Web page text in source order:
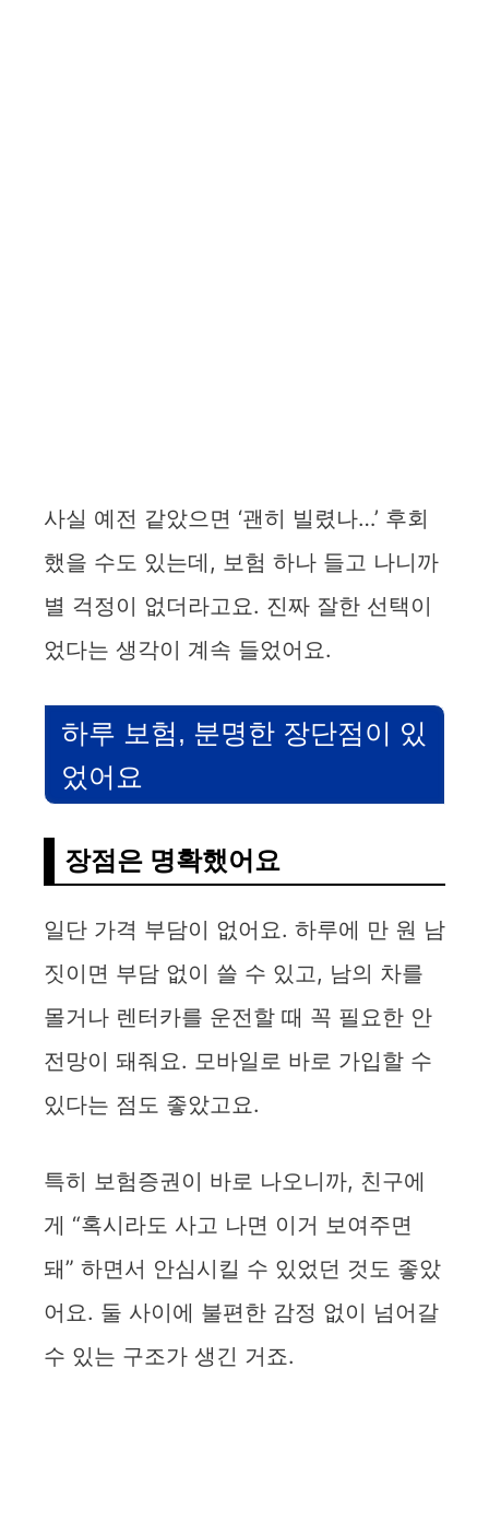
사실 예전 같았으면 ‘괜히 빌렸나…’ 후회
했을 수도 있는데, 보험 하나 들고 나니까
별 걱정이 없더라고요. 진짜 잘한 선택이
었다는 생각이 계속 들었어요.
하루 보험, 분명한 장단점이 있
었어요
장점은 명확했어요
일단 가격 부담이 없어요. 하루에 만 원 남
짓이면 부담 없이 쓸 수 있고, 남의 차를
몰거나 렌터카를 운전할 때 꼭 필요한 안
전망이 돼줘요. 모바일로 바로 가입할 수
있다는 점도 좋았고요.
특히 보험증권이 바로 나오니까, 친구에
게 “혹시라도 사고 나면 이거 보여주면
돼” 하면서 안심시킬 수 있었던 것도 좋았
어요. 둘 사이에 불편한 감정 없이 넘어갈
수 있는 구조가 생긴 거죠.